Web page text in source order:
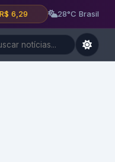
6,29 28°C Brasil